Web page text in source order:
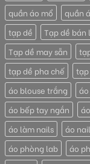
quần áo mổ
quần
tạp dề
Tạp dề bán
Tạp dề may sẵn
tạp dề pha chế
tạp
áo blouse trắng
áo
áo bếp tay ngắn
áo làm nails
áo
áo phòng lab
áo